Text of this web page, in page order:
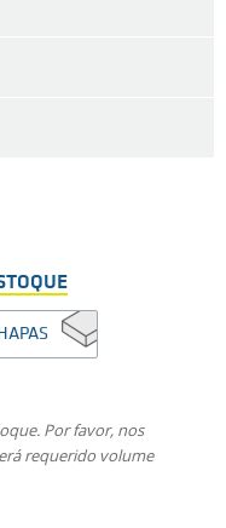
Por favor, nos
requerido volume